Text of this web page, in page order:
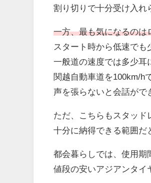
割り切りで十分受け入れ
一方、最も気になるのは
スタート時から低速でも
一般道の速度では多少耳
関越自動車道を100km/h
声を張らないと会話がで
ただ、こちらもスタッド
十分に納得できる範囲だ
都会暮らしでは、使用期
値段の安いアジアンタイ